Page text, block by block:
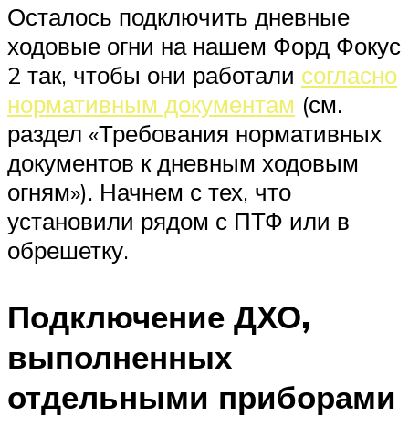
Осталось подключить дневные
ходовые огни на нашем Форд Фокус
2 так, чтобы они работали согласно
нормативным документам (см.
раздел «Требования нормативных
документов к дневным ходовым
огням»). Начнем с тех, что
установили рядом с ПТФ или в
обрешетку.
Подключение ДХО,
выполненных
отдельными приборами